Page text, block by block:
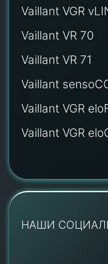
Vaillant VGR
Vaillant VR 70
Vaillant VR 71
Vaillant
Vaillant VGR
Vaillant VGR
НАШИ